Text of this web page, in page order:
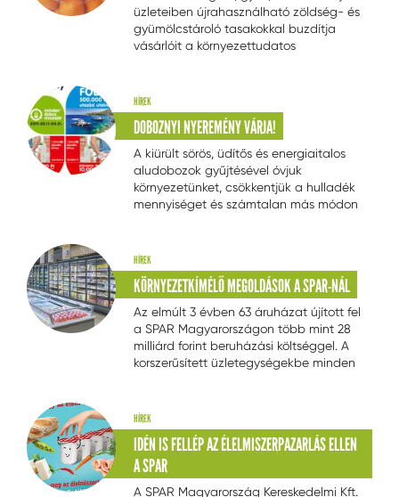
üzleteiben újrahasználható zöldség- és
gyümölcstároló tasakokkal buzdítja
vásárlóit a környezettudatos
hazai kiskereskedelemben, hiszen akár
több éven keresztül is használhatjuk az
egyszerűen kezelhető, többször
használatos zsákokat.
HÍREK
DOBOZNYI NYEREMÉNY VÁRJA!
A kiürült sörös, üdítős és energiaitalos
aludobozok gyűjtésével óvjuk
környezetünket, csökkentjük a hulladék
mennyiséget és számtalan más módon
nyerhet is velük!
HÍREK
KÖRNYEZETKÍMÉLŐ MEGOLDÁSOK A SPAR-NÁL
Az elmúlt 3 évben 63 áruházat újított fel
a SPAR Magyarországon több mint 28
milliárd forint beruházási költséggel. A
korszerűsített üzletegységekbe minden
áruházak ökológiai lábnyomát.
HÍREK
IDÉN IS FELLÉP AZ ÉLELMISZERPAZARLÁS ELLEN
A SPAR
A SPAR Magyarország Kereskedelmi Kft.